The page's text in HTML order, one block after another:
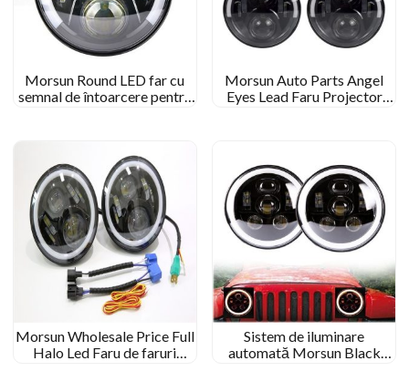
Morsun Round LED far cu
semnal de întoarcere pentru
Morsun Auto Parts Angel
Eyes Lead Faru Projector
Morsun Wholesale Price Full
Halo Led Faru de faruri
Sistem de iluminare
automată Morsun Black